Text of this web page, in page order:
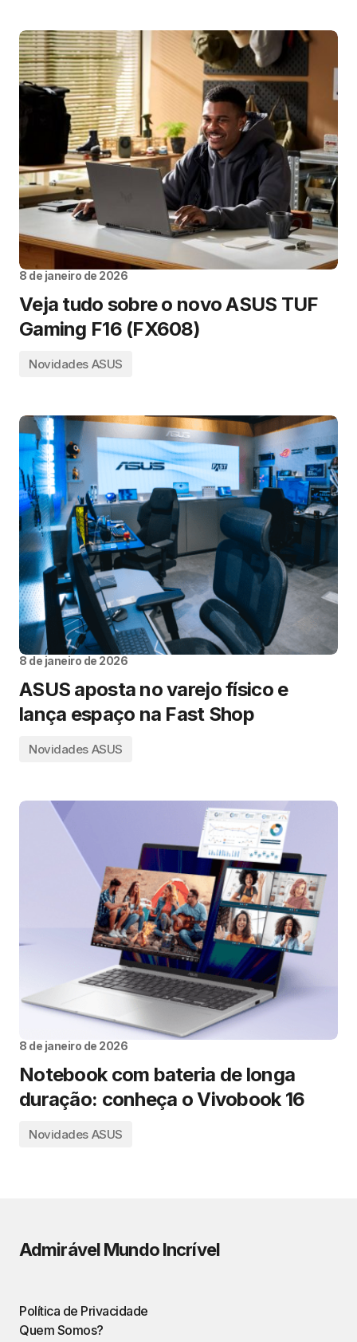
8 de janeiro de 2026
Veja tudo sobre o novo ASUS TUF
Gaming F16 (FX608)
Novidades ASUS
8 de janeiro de 2026
ASUS aposta no varejo físico e
lança espaço na Fast Shop
Novidades ASUS
8 de janeiro de 2026
Notebook com bateria de longa
duração: conheça o Vivobook 16
Novidades ASUS
Admirável Mundo Incrível
Política de Privacidade
Quem Somos?